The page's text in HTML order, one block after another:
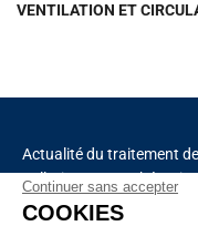
VENTILATION ET
Actualité du traitement
pollution,
et de purification de l’air,
Continuer sans accepter
COOKIES